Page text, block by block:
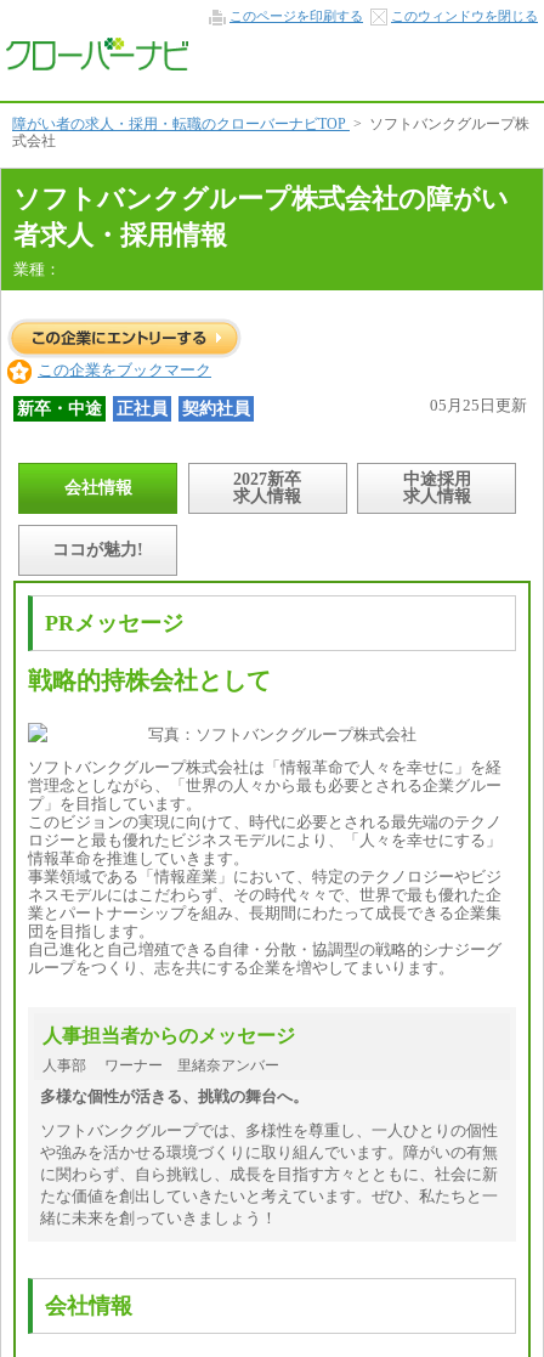
情
報
文
へ
このページを印刷する このウィンドウを閉じる
障がい者の求人・採用・転職のクローバーナビTOP > ソフトバンクグループ株
式会社
ソフトバンクグループ株式会社の障がい
者求人・採用情報
業種：
この企業をブックマーク
新卒・中途 正社員 契約社員 05月25日更新
会社情報
2027新卒
求人情報
中途採用
求人情報
ココが魅力!
PRメッセージ
戦略的持株会社として
ソフトバンクグループ株式会社は「情報革命で人々を幸せに」を経
営理念としながら、「世界の人々から最も必要とされる企業グルー
プ」を目指しています。
このビジョンの実現に向けて、時代に必要とされる最先端のテクノ
ロジーと最も優れたビジネスモデルにより、「人々を幸せにする」
情報革命を推進していきます。
事業領域である「情報産業」において、特定のテクノロジーやビジ
ネスモデルにはこだわらず、その時代々々で、世界で最も優れた企
業とパートナーシップを組み、長期間にわたって成長できる企業集
団を目指します。
自己進化と自己増殖できる自律・分散・協調型の戦略的シナジーグ
ループをつくり、志を共にする企業を増やしてまいります。
人事担当者からのメッセージ
人事部 ワーナー 里緒奈アンバー
多様な個性が活きる、挑戦の舞台へ。
ソフトバンクグループでは、多様性を尊重し、一人ひとりの個性
や強みを活かせる環境づくりに取り組んでいます。障がいの有無
に関わらず、自ら挑戦し、成長を目指す方々とともに、社会に新
たな価値を創出していきたいと考えています。ぜひ、私たちと一
緒に未来を創っていきましょう！
会社情報